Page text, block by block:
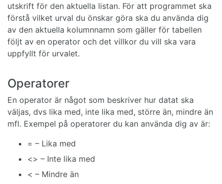
utskrift för den aktuella listan. För att programmet ska
förstå vilket urval du önskar göra ska du använda dig
av den aktuella kolumnnamn som gäller för tabellen
följt av en operator och det villkor du vill ska vara
uppfyllt för urvalet.
Operatorer
En operator är något som beskriver hur datat ska
väljas, dvs lika med, inte lika med, större än, mindre än
mfl. Exempel på operatorer du kan använda dig av är:
= – Lika med
<> – Inte lika med
< – Mindre än